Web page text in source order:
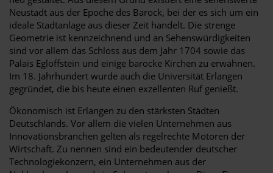
Neustadt aus der Epoche des Barock, bei der es sich um ein
ideale Stadtanlage aus dieser Zeit handelt. Die strenge
Geometrie ist kennzeichnend und an Sehenswürdigkeiten
sind vor allem das Schloss aus dem Jahr 1704 sowie das
Palais Egloffstein und einige barocke Kirchen zu erwähnen.
Im 18. Jahrhundert wurde auch die Universität Erlangen
gegründet, die bis heute einen exzellenten Ruf genießt.
Ökonomisch ist Erlangen zu den stärksten Städten
Deutschlands. Vor allem die vielen Unternehmen aus
Innovationsbranchen gelten als regelrechte Motoren der
Wirtschaft. Zu nennen sind ein bedeutender deutscher
Technologiekonzern, ein Unternehmen aus der